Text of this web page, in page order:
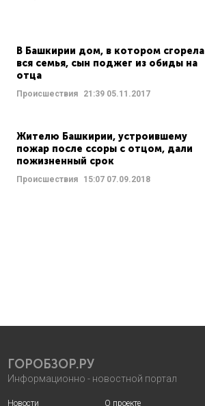
В Башкирии дом, в котором сгорела
вся семья, сын поджег из обиды на
отца
Происшествия 21:39 05.11.2017
Жителю Башкирии, устроившему
пожар после ссоры с отцом, дали
пожизненный срок
Происшествия 15:07 07.09.2018
ГОРОБЗОР.РУ
Информационно - новостной портал
Новости О проекте